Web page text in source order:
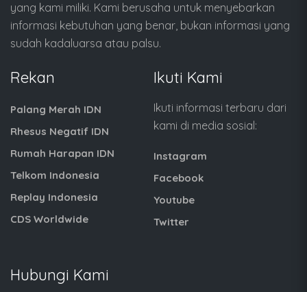
yang kami miliki. Kami berusaha untuk menyebarkan
informasi kebutuhan yang benar, bukan informasi yang
sudah kadaluarsa atau palsu.
Rekan
Palang Merah IDN
Rhesus Negatif IDN
Rumah Harapan IDN
Telkom Indonesia
Replay Indonesia
CDS Worldwide
Ikuti Kami
Ikuti informasi terbaru dari
kami di media sosial:
Instagram
Facebook
Youtube
Twitter
Hubungi Kami